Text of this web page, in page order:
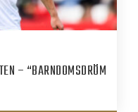
– “BARNDOMSDRÖM